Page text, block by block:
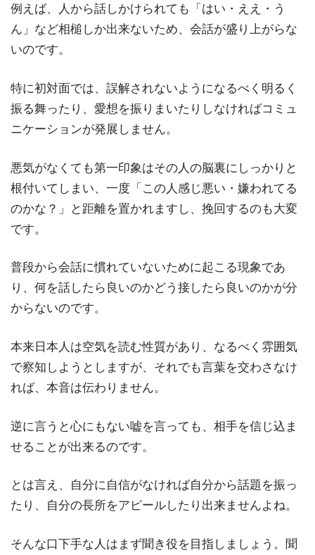
例えば、人から話しかけられても「はい・ええ・う
ん」など相槌しか出来ないため、会話が盛り上がらな
いのです。
特に初対面では、誤解されないようになるべく明るく
振る舞ったり、愛想を振りまいたりしなければコミュ
ニケーションが発展しません。
悪気がなくても第一印象はその人の脳裏にしっかりと
根付いてしまい、一度「この人感じ悪い・嫌われてる
のかな？」と距離を置かれますし、挽回するのも大変
です。
普段から会話に慣れていないために起こる現象であ
り、何を話したら良いのかどう接したら良いのかが分
からないのです。
本来日本人は空気を読む性質があり、なるべく雰囲気
で察知しようとしますが、それでも言葉を交わさなけ
れば、本音は伝わりません。
逆に言うと心にもない嘘を言っても、相手を信じ込ま
せることが出来るのです。
とは言え、自分に自信がなければ自分から話題を振っ
たり、自分の長所をアピールしたり出来ませんよね。
そんな口下手な人はまず聞き役を目指しましょう。聞